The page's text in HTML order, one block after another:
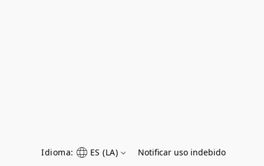
Idioma: ES (LA) Notificar uso indebido